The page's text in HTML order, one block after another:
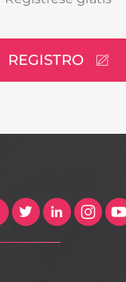
REGISTRO